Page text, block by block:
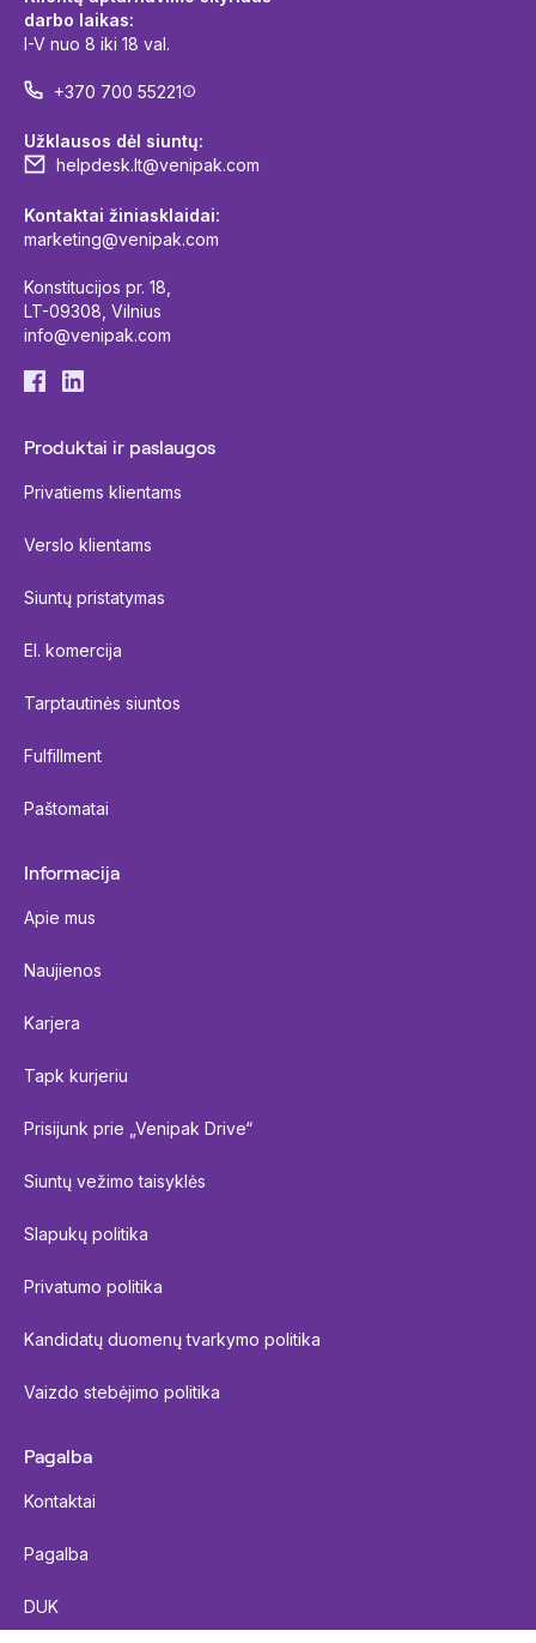
darbo laikas:
I-V nuo 8 iki 18 val.
+370 700 55221
Užklausos dėl siuntų:
helpdesk.lt@venipak.com
Kontaktai žiniasklaidai:
marketing@venipak.com
Konstitucijos pr. 18,
LT-09308, Vilnius
info@venipak.com
Produktai ir paslaugos
Privatiems klientams
Verslo klientams
Siuntų pristatymas
El. komercija
Tarptautinės siuntos
Fulfillment
Paštomatai
Informacija
Apie mus
Naujienos
Karjera
Tapk kurjeriu
Prisijunk prie „Venipak Drive“
Siuntų vežimo taisyklės
Slapukų politika
Privatumo politika
Kandidatų duomenų tvarkymo politika
Vaizdo stebėjimo politika
Pagalba
Kontaktai
Pagalba
DUK